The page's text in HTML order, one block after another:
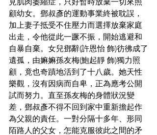
顧幼女。鄧叔彥的運動事業終被耽誤，
加上妻子抵受不住壓力而選擇放棄家庭
出走，令他從此一蹶不振，開始逃避和
自暴自棄。女兒鄧辭(許恩怡 飾)彷彿成了
遺孤，由嫲嫲孫友梅(鮑起靜 飾)獨力照
顧，竟也奇蹟地活到了十八歲。她天性
樂觀，沒有因病而自卑，正為應考公開
試而努力。直至孫友梅的身體狀況變
差，鄧叔彥不得不回到家中重新擔起作
為父親的責任。一對分隔十多年、形同
陌路人的父女，怎能克服彼此之間的矛